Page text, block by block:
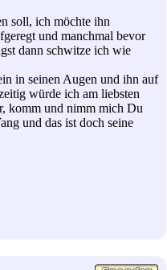
soll, ich möchte ihn
und manchmal bevor
dann schwitze ich wie
in seinen Augen und ihn auf
würde ich am liebsten
komm und nimm mich Du
und das ist doch seine